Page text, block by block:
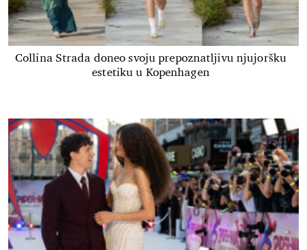
Collina Strada doneo svoju prepoznatljivu njujoršku
estetiku u Kopenhagen